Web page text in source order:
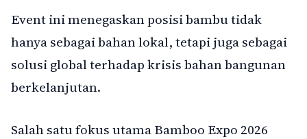
Event ini menegaskan posisi bambu tidak
hanya sebagai bahan lokal, tetapi juga sebagai
solusi global terhadap krisis bahan bangunan
berkelanjutan.
Salah satu fokus utama Bamboo Expo 2026